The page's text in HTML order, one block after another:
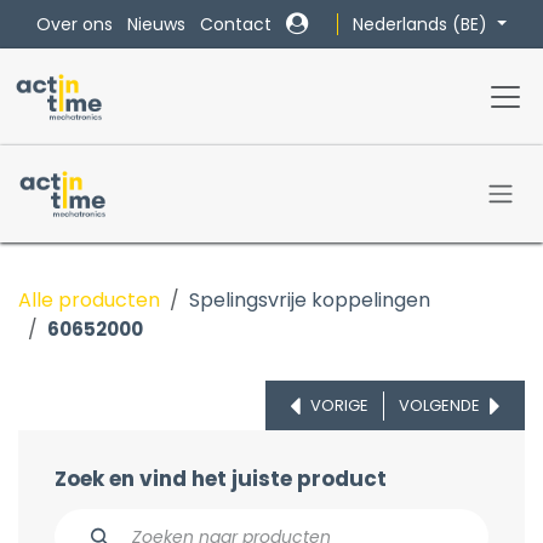
Overslaan naar inhoud
Over ons Nieuws Contact Nederlands (BE)
Alle producten Spelingsvrije koppelingen
60652000
VORIGE VOLGENDE
Zoek en vind het juiste product